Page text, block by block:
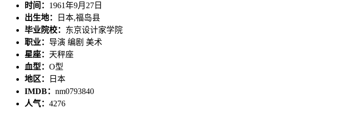
时间： 1961年9月27日
出生地：
日本,福岛县
毕业院校： 东京设计家学院
职业： 导演 编剧 美术
星座： 天秤座
血型： O型
地区：
日本
IMDB： nm0793840
人气： 4276